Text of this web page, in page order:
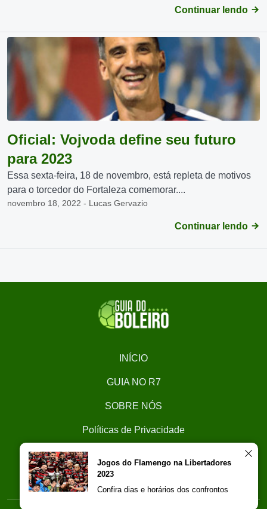
Continuar lendo
Oficial: Vojvoda define seu futuro
para 2023
Essa sexta-feira, 18 de novembro, está repleta de motivos
para o torcedor do Fortaleza comemorar....
novembro 18, 2022 - Lucas Gervazio
Continuar lendo
INÍCIO
GUIA NO R7
SOBRE NÓS
Políticas de Privacidade
Trabalhe Conosco
Jogos do Flamengo na Libertadores
2023
Confira dias e horários dos confrontos